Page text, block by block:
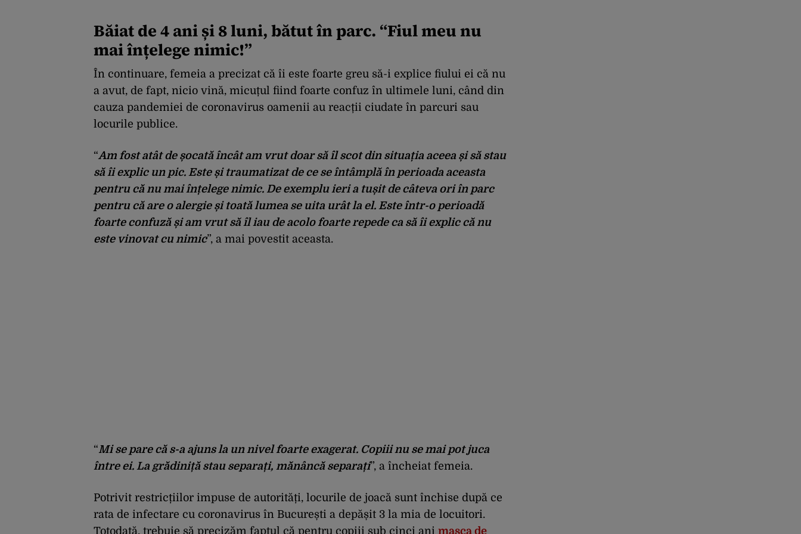
Băiat de 4 ani și 8 luni, bătut în parc. “Fiul meu nu
mai înțelege nimic!”
În continuare, femeia a precizat că îi este foarte greu să-i explice fiului ei că nu
a avut, de fapt, nicio vină, micuțul fiind foarte confuz în ultimele luni, când din
cauza pandemiei de coronavirus oamenii au reacții ciudate în parcuri sau
locurile publice.
“Am fost atât de șocată încât am vrut doar să îl scot din situația aceea și să stau
să îi explic un pic. Este și traumatizat de ce se întâmplă în perioada aceasta
pentru că nu mai înțelege nimic. De exemplu ieri a tușit de câteva ori în parc
pentru că are o alergie și toată lumea se uita urât la el. Este într-o perioadă
foarte confuză și am vrut să îl iau de acolo foarte repede ca să îi explic că nu
este vinovat cu nimic”, a mai povestit aceasta.
“Mi se pare că s-a ajuns la un nivel foarte exagerat. Copiii nu se mai pot juca
între ei. La grădiniță stau separați, mănâncă separați”, a încheiat femeia.
Potrivit restricțiilor impuse de autorități, locurile de joacă sunt închise după ce
rata de infectare cu coronavirus în București a depășit 3 la mia de locuitori.
Totodată, trebuie să precizăm faptul că pentru copiii sub cinci ani masca de